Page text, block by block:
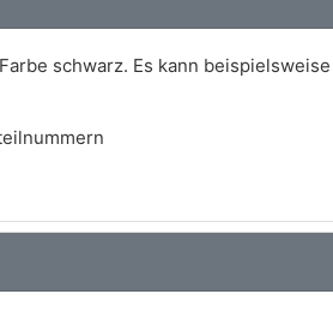
schwarz. Es kann